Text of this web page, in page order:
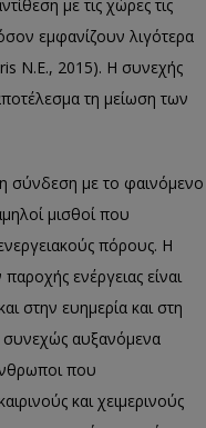
με τις χώρες τις
εμφανίζουν λιγότερα
N.E., 2015). Η συνεχής
τη μείωση των
σύνδεση με το φαινόμενο
μισθοί που
πόρους. Η
ενέργειας είναι
στην ευημερία και στη
συνεχώς αυξανόμενα
που
και χειμερινούς